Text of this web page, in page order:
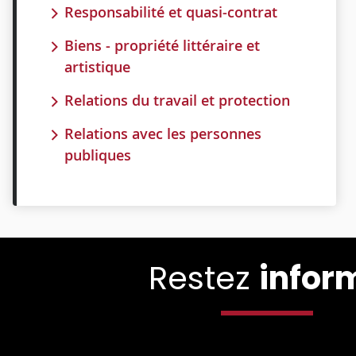
Responsabilité et quasi-contrat
Biens - propriété littéraire et
artistique
Relations du travail et protection
Relations avec les personnes
publiques
Restez